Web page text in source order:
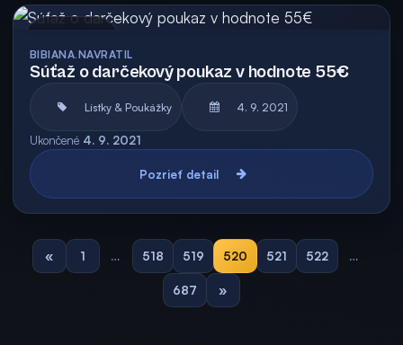
BIBIANA.NAVRATIL
Súťaž o darčekový poukaz v hodnote 55€
Lístky & Poukážky 4. 9. 2021
Ukončené 4. 9. 2021
Pozrieť detail
« 1 … 518 519 520 521 522 …
687 »